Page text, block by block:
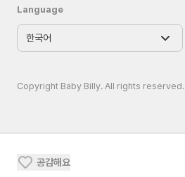
공감해요
Language
Copyright Baby Billy. All rights reserved.